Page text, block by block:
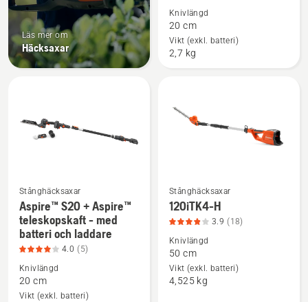
Läs mer om
Häcksaxar
om
Aspire™
S20
produktbetyg
Knivlängd
20 cm
Vikt (exkl. batteri)
2,7 kg
Se
mer
information
om
Aspire™
S20
Stånghäcksaxar
Aspire™ S20 + Aspire™
teleskopskaft - med
batteri och laddare
4.0 (5)
Knivlängd
20 cm
Vikt (exkl. batteri)
Se
mer
information
om
120iTK4-
Stånghäcksaxar
120iTK4-H
3.9 (18)
Knivlängd
50 cm
Vikt (exkl. batteri)
4,525 kg